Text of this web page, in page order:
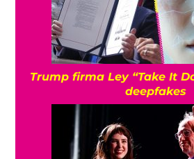
Trump firma Ley “Take It
deepfakes